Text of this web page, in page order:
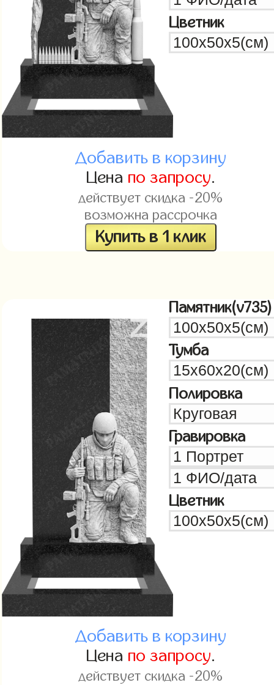
Цветник
Добавить в корзину
Цена по запросу.
действует скидка -20%
возможна рассрочка
Купить в 1 клик
Памятник(v735)
Тумба
Полировка
Гравировка
Цветник
Добавить в корзину
Цена по запросу.
действует скидка -20%